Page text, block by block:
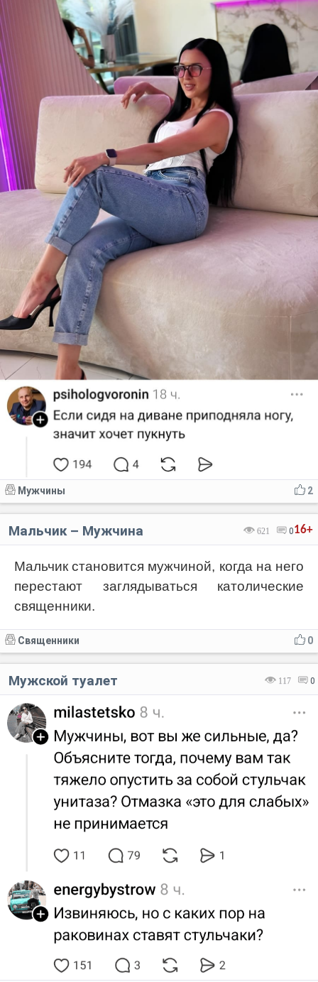
2
Мужчины
16+
621 0
Мальчик – Мужчина
Мальчик становится мужчиной, когда на него
перестают заглядываться католические
священники.
0
Священники
117 0
Мужской туалет